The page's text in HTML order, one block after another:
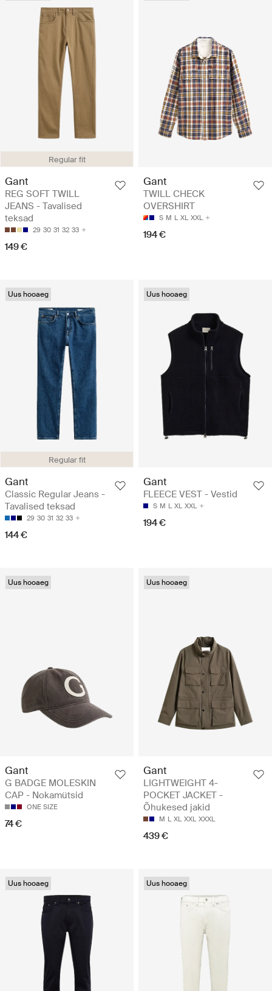
Regular fit
Gant
REG SOFT TWILL
JEANS - Tavalised
teksad
29 30 31 32 33
149 €
Gant
TWILL CHECK
OVERSHIRT
S M L XL XXL
194 €
Regular fit
Uus hooaeg
Gant
Classic Regular Jeans -
Tavalised teksad
29 30 31 32 33
144 €
Uus hooaeg
Gant
FLEECE VEST - Vestid
S M L XL XXL
194 €
Uus hooaeg
Gant
G BADGE MOLESKIN
CAP - Nokamütsid
ONE SIZE
74 €
Uus hooaeg
Gant
LIGHTWEIGHT 4-
POCKET JACKET -
Õhukesed jakid
M L XL XXL XXXL
439 €
Uus hooaeg Uus hooaeg